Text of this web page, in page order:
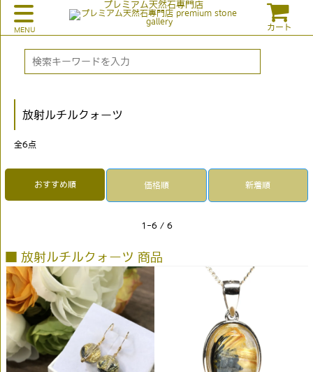
プレミアム天然石専門店
カート
放射ルチルクォーツ
全6点
おすすめ順 価格順 新着順
1-6 / 6
■ 放射ルチルクォーツ 商品